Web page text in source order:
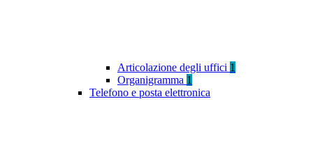
Articolazione degli uffici 1
Organigramma 1
Telefono e posta elettronica